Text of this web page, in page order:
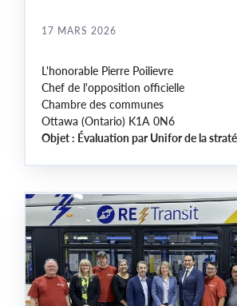
17 MARS 2026
L'honorable Pierre Poilievre
Chef de l'opposition officielle
Chambre des communes
Ottawa (Ontario) K1A 0N6
Objet : Évaluation par Unifor de la